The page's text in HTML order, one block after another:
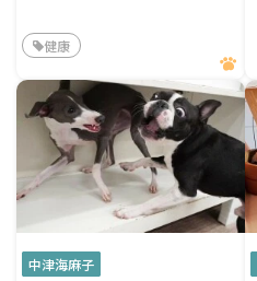
健康
中津海麻子